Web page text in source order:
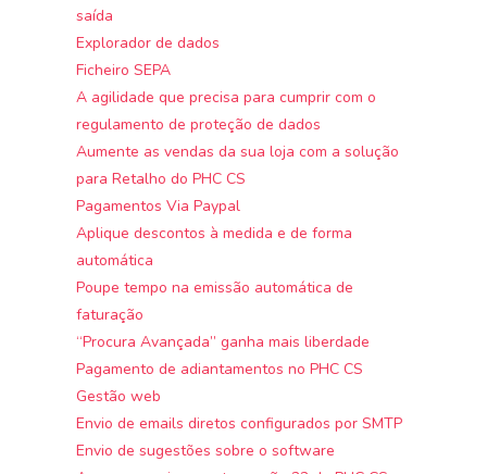
saída
Explorador de dados
Ficheiro SEPA
A agilidade que precisa para cumprir com o
regulamento de proteção de dados
Aumente as vendas da sua loja com a solução
para Retalho do PHC CS
Pagamentos Via Paypal
Aplique descontos à medida e de forma
automática
Poupe tempo na emissão automática de
faturação
“Procura Avançada” ganha mais liberdade
Pagamento de adiantamentos no PHC CS
Gestão web
Envio de emails diretos configurados por SMTP
Envio de sugestões sobre o software